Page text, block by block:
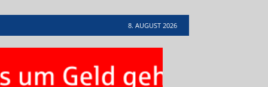
8. AUGUST 2026